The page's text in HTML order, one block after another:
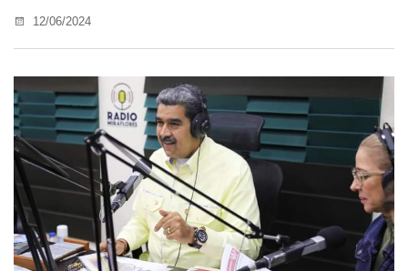
12/06/2024